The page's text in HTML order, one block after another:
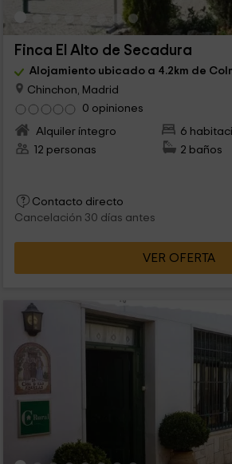
Finca El Alto de Secadura
Alojamiento ubicado a 4.2km de
Chinchon, Madrid
0 opiniones
Alquiler íntegro
6
12 personas
2 baños
Contacto directo
Cancelación 30 días antes
VER OFERTA